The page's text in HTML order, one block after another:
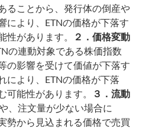
ることから、発行体の倒産や
により、ETNの価格が下落す
性があります。
２．価格変動
の連動対象である株価指数
の影響を受けて価値が下落す
により、ETNの価格が下落
可能性があります。
３．流動
、注文量が少ない場合に
勢から見込まれる価格で売買